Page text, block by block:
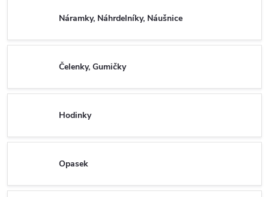
Náramky, Náhrdelníky, Náušnice
Čelenky, Gumičky
Hodinky
Opasek